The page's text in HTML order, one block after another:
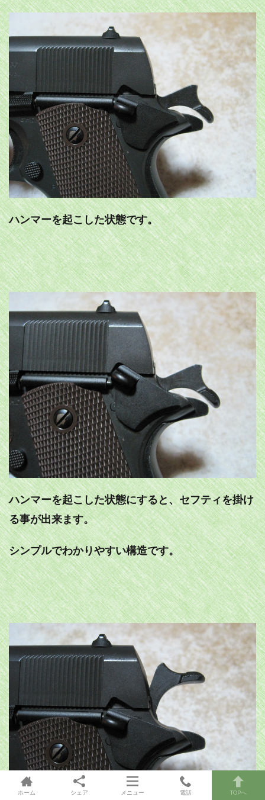
ハンマーを起こした状態です。
ハンマーを起こした状態にすると、セフティを掛け
る事が出来ます。
シンプルでわかりやすい構造です。
ホーム シェア メニュー 電話 TOPへ